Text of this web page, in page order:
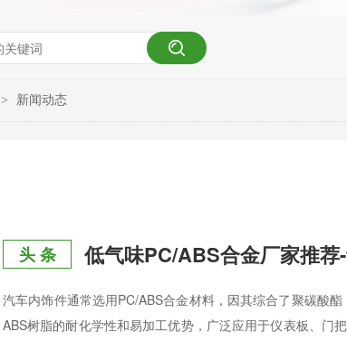
> 新闻动态
头 条 低气味PC/ABS合金厂家推荐
汽车内饰件通常选用PC/ABS合金材料，因其综合了聚碳酸
ABS树脂的耐化学性和易加工优势，广泛应用于仪表板、门